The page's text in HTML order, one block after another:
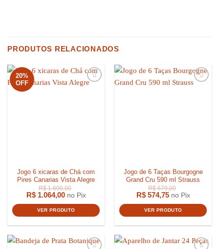
PRODUTOS RELACIONADOS
20%
OFF
Jogo 6 xicaras de Chá com
Pires Canarias Vista Alegre
R$1.064,00 no Pix
VER PRODUTO
Jogo de 6 Taças Bourgogne
Grand Cru 590 ml Strauss
R$574,75 no Pix
VER PRODUTO